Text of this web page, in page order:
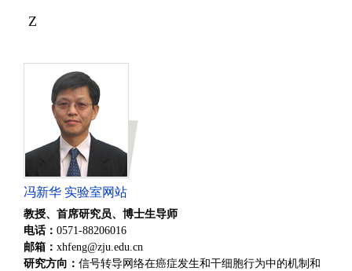
Z
冯新华 实验室网站
教授、首席研究员、博士生导师
电话： 0571-88206016
邮箱： xhfeng@zju.edu.cn
研究方向： 信号转导网络在癌症发生和干细胞行为中的机制和